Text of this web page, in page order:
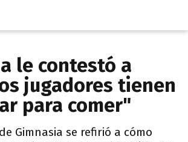
le contestó a
jugadores tienen
para comer"
Gimnasia se refirió a cómo